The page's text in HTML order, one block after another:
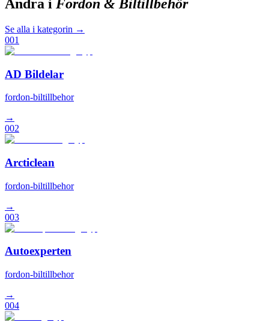
Andra i Fordon & Biltillbehör
Se alla i kategorin →
001
AD Bildelar
fordon-biltillbehor
→
002
Arcticlean
fordon-biltillbehor
→
003
Autoexperten
fordon-biltillbehor
→
004